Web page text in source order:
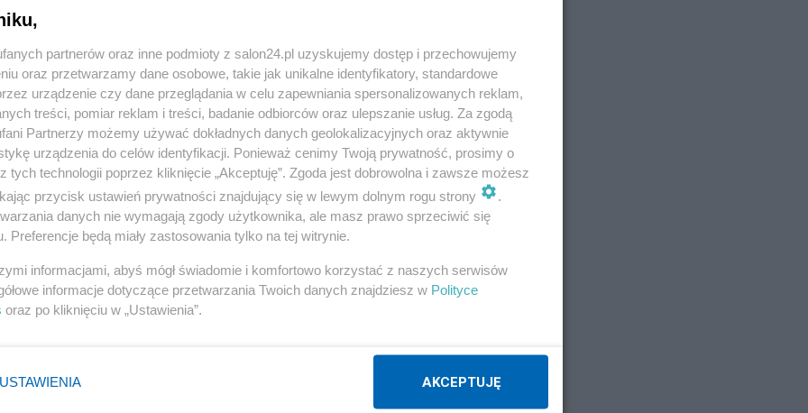
Reklama
Królowo Polski, jestem przy Tobie, pamiętam,
Często wierni pytają mnie, co prymas Wyszyński
a za życia często w niej przemawiał. Moim zdaniem
życia mawiał: „Moje dzieci Boże, przejdziecie przez
gdy też mamy wiele trudności, tej odwagi i zaufania
„nie chodzi o to, by ludzie mnie lubili, ale o to, że ja
tragiczna. Polska zniszczona przez II wojnę światową,
Kresów Wschodnich na ziemie odzyskane. Straciliśmy
a Warszawa była zrównana z ziemią. Do tego w kraju
W tym kontekście prymas w zasadzie „napisał”
partnerów oraz inne podmioty z salon24.pl uzyskujemy dostęp i przechowujemy
oraz przetwarzamy dane osobowe, takie jak unikalne identyfikatory, standardowe
urządzenie czy dane przeglądania w celu zapewniania spersonalizowanych reklam,
treści, pomiar reklam i treści, badanie odbiorców oraz ulepszanie usług. Za zgodą
Partnerzy możemy używać dokładnych danych geolokalizacyjnych oraz aktywnie
urządzenia do celów identyfikacji. Ponieważ cenimy Twoją prywatność, prosimy o
tych technologii poprzez kliknięcie „Akceptuję”. Zgoda jest dobrowolna i zawsze możesz
przycisk ustawień prywatności znajdujący się w lewym dolnym rogu strony
.
danych nie wymagają zgody użytkownika, ale masz prawo sprzeciwić się
Preferencje będą miały zastosowania tylko na tej witrynie.
informacjami, abyś mógł świadomie i komfortowo korzystać z naszych serwisów
informacje dotyczące przetwarzania Twoich danych znajdziesz w Polityce
oraz po kliknięciu w „Ustawienia”.
USTAWIENIA AKCEPTUJĘ